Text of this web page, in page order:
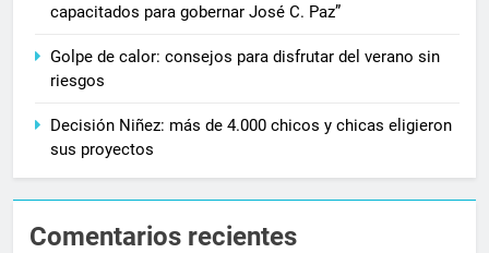
capacitados para gobernar José C. Paz”
Golpe de calor: consejos para disfrutar del verano sin
riesgos
Decisión Niñez: más de 4.000 chicos y chicas eligieron
sus proyectos
Comentarios recientes